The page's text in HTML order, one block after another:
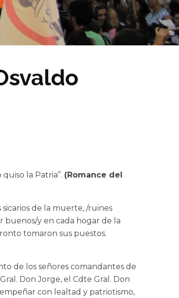
la Patria”. (Romance del
de la muerte, /ruines
buenos/y en cada hogar de la
tomaron sus puestos.
de los señores comandantes de
Don Jorge, el Cdte Gral. Don
con lealtad y patriotismo,